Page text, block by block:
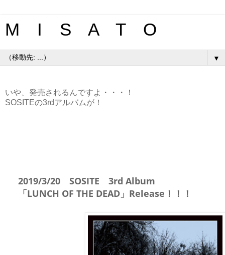
M I S A T O
▼
いや、発売されるんですよ・・・！
SOSITEの3rdアルバムが！
2019/3/20 SOSITE 3rd Album
「LUNCH OF THE DEAD」Release！！！